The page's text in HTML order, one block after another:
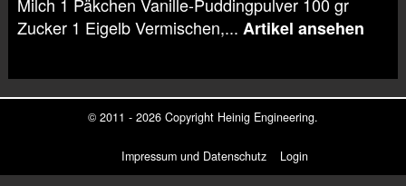
Zucker 1 Eigelb Vermischen,... Artikel ansehen
© 2011 - 2026 Copyright Heinig Engineering.
Impressum und Datenschutz Login